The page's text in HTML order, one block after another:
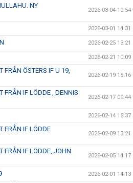
NY
2026-03-04 10:54
2026-03-01 14:31
2026-02-25 13:21
2026-02-21 10:09
FRÅN ÖSTERS IF U 19,
2026-02-19 15:16
FRÅN IF LÖDDE , DENNIS
2026-02-17 09:44
2026-02-14 15:37
FRÅN IF LÖDDE
2026-02-09 13:21
FRÅN IF LÖDDE, JOHN
2026-02-05 14:17
2026-02-01 14:13